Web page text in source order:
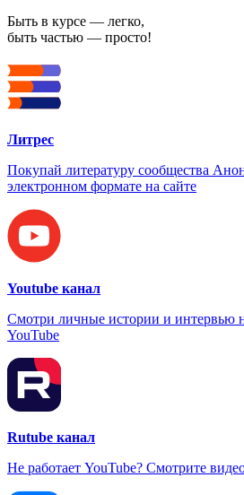
Быть в курсе — легко,
быть частью — просто!
Литрес
Покупай литературу сообщества
электронном формате на сайте
Youtube канал
Смотри личные истории и интервью
YouTube
Rutube канал
Не работает YouTube? Смотрите